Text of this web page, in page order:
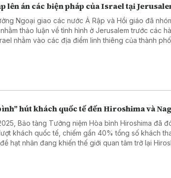
lên án các biện pháp của Israel tại
Ngoại giao các nước Ả Rập và Hồi giáo đã
thảo luận về tình hình ở Jerusalem trước các
nhằm vào các địa điểm linh thiêng của thành
hút khách quốc tế đến Hiroshima và
Bảo tàng Tưởng niệm Hòa bình Hiroshima đã
khách quốc tế, chiếm gần 40% tổng số khách
hạt nhân đang khiến thế giới quan tâm trở lại